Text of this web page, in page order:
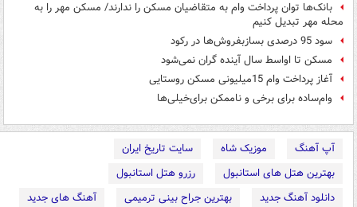
بانک‌ها توان پرداخت وام به متقاضیان مسکن را ندارند/ مسکن مهر را به
محله مهر تبدیل کنیم
سود 95 درصدی بسازبفروش‌ها در رکود
مسکن تا اواسط سال آینده گران نمی‌شود
آغاز پرداخت وام 15میلیونی مسکن روستایی
وام‌ساده برای برخی و ناممکن برای‌خیلی‌ها
آپ آهنگ موزیک شاه
سایت تاریخ ایران
بهترین هتل های استانبول
رزرو هتل استانبول
دانلود آهنگ جدید
بهترین جراح بینی ترمیمی
آهنگ های جدید